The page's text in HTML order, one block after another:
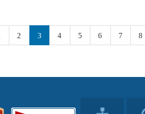
2 3 4 5 6 7 8